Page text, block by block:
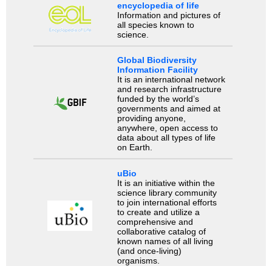
encyclopedia of life
Information and pictures of
all species known to
science.
Global Biodiversity
Information Facility
It is an international network
and research infrastructure
funded by the world’s
governments and aimed at
providing anyone,
anywhere, open access to
data about all types of life
on Earth.
uBio
It is an initiative within the
science library community
to join international efforts
to create and utilize a
comprehensive and
collaborative catalog of
known names of all living
(and once-living)
organisms.